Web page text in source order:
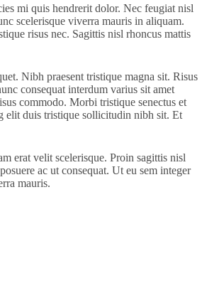
mi quis hendrerit dolor. Nec feugiat nisl
scelerisque viverra mauris in aliquam.
risus nec. Sagittis nisl rhoncus mattis
Nibh praesent tristique magna sit. Risus
consequat interdum varius sit amet
commodo. Morbi tristique senectus et
elit duis tristique sollicitudin nibh sit. Et
erat velit scelerisque. Proin sagittis nisl
ac ut consequat. Ut eu sem integer
mauris.